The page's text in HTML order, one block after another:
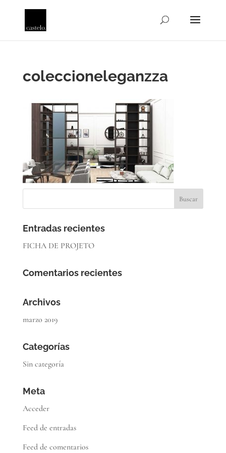
coleccioneleganzza
Entradas recientes
FICHA DE PROJETO
Comentarios recientes
Archivos
marzo 2019
Categorías
Sin categoría
Meta
Acceder
Feed de entradas
Feed de comentarios